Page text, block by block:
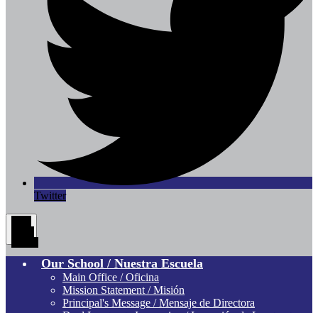
Twitter
Our School / Nuestra Escuela
Main Office / Oficina
Mission Statement / Misión
Principal's Message / Mensaje de Directora